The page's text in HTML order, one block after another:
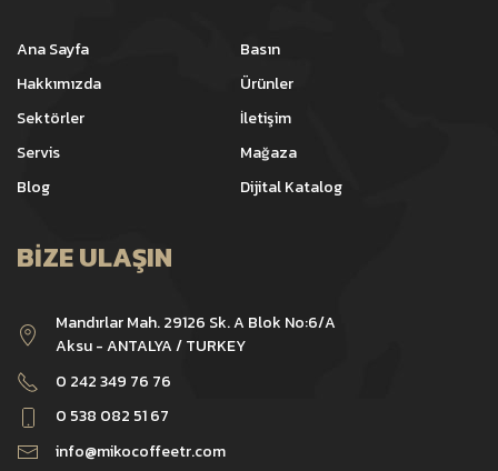
Ana Sayfa
Hakkımızda
Sektörler
Servis
Blog
Basın
Ürünler
İletişim
Mağaza
Dijital Katalog
BIZE ULAŞIN
Mandırlar Mah. 29126 Sk. A Blok No:6/A
Aksu - ANTALYA / TURKEY
0 242 349 76 76
0 538 082 51 67
info@mikocoffeetr.com